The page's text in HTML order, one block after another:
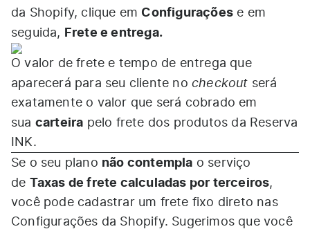
da Shopify, clique em Configurações e em
seguida, Frete e entrega.
O valor de frete e tempo de entrega que
aparecerá para seu cliente no checkout será
exatamente o valor que será cobrado em
sua carteira pelo frete dos produtos da Reserva
INK.
Se o seu plano não contempla o serviço
de Taxas de frete calculadas por terceiros,
você pode cadastrar um frete fixo direto nas
Configurações da Shopify. Sugerimos que você